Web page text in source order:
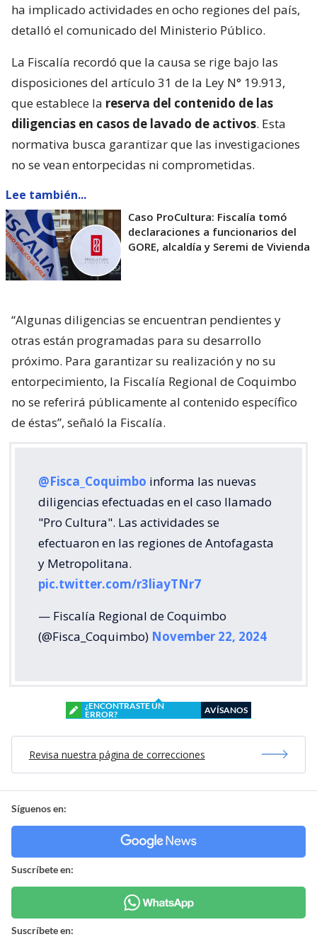
ha implicado actividades en ocho regiones del país,
detalló el comunicado del Ministerio Público.
La Fiscalía recordó que la causa se rige bajo las
disposiciones del artículo 31 de la Ley N° 19.913,
que establece la reserva del contenido de las
diligencias en casos de lavado de activos. Esta
normativa busca garantizar que las investigaciones
no se vean entorpecidas ni comprometidas.
Lee también...
Caso ProCultura: Fiscalía tomó
declaraciones a funcionarios del
GORE, alcaldía y Seremi de Vivienda
“Algunas diligencias se encuentran pendientes y
otras están programadas para su desarrollo
próximo. Para garantizar su realización y no su
entorpecimiento, la Fiscalía Regional de Coquimbo
no se referirá públicamente al contenido específico
de éstas”, señaló la Fiscalía.
@Fisca_Coquimbo informa las nuevas
diligencias efectuadas en el caso llamado
"Pro Cultura". Las actividades se
efectuaron en las regiones de Antofagasta
y Metropolitana.
pic.twitter.com/r3liayTNr7
— Fiscalía Regional de Coquimbo
(@Fisca_Coquimbo) November 22, 2024
¿ENCONTRASTE UN
ERROR?
AVÍSANOS
Revisa nuestra página de correcciones
Síguenos en:
Suscríbete en:
Suscríbete en: